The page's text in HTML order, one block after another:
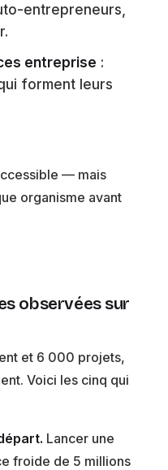
entrepreneurs,
entreprise :
forment leurs
— mais
organisme avant
observées sur
et 6 000 projets,
Voici les cinq qui
Lancer une
froide de 5 millions